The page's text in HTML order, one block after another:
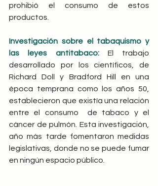
prohibió el consumo de estos
productos.
Investigación sobre el tabaquismo y
las leyes antitabaco: El trabajo
desarrollado por los científicos, de
Richard Doll y Bradford Hill en una
época temprana como los años 50,
establecieron que existía una relación
entre el consumo  de tabaco y el
cáncer de pulmón. Esta investigación,
año más tarde fomentaron medidas
legislativas, donde no se puede fumar
en ningún espacio público.